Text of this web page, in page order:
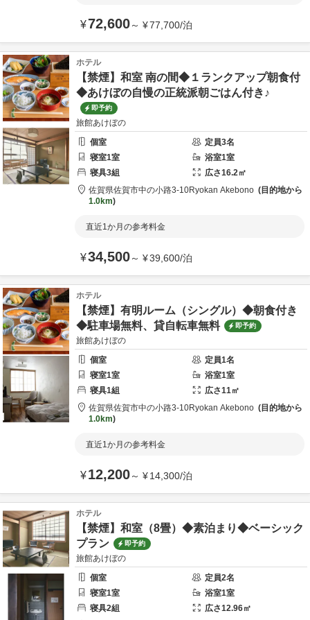
¥72,600～ ¥77,700/泊
ホテル
【禁煙】和室 南の間◆１ランクアップ朝食付
◆あけぼの自慢の正統派朝ごはん付き♪
即予約
旅館あけぼの
個室
定員3名
寝室1室 浴室1室
寝具3組 広さ16.2㎡
佐賀県佐賀市中の小路3-10Ryokan Akebono
目的地から
1.0km
直近1か月の参考料金
¥34,500～ ¥39,600/泊
ホテル
【禁煙】有明ルーム（シングル）◆朝食付き
◆駐車場無料、貸自転車無料
即予約
旅館あけぼの
個室
定員1名
寝室1室 浴室1室
寝具1組 広さ11㎡
佐賀県佐賀市中の小路3-10Ryokan Akebono
目的地から
1.0km
直近1か月の参考料金
¥12,200～ ¥14,300/泊
ホテル
【禁煙】和室（8畳）◆素泊まり◆ベーシック
プラン
即予約
旅館あけぼの
個室
定員2名
寝室1室 浴室1室
寝具2組 広さ12.96㎡